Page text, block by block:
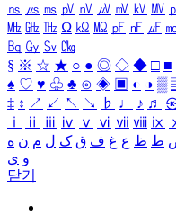
㎱ ㎲ ㎳ ㎴ ㎵ ㎶ ㎷ ㎸ ㎹
㎒ ㎓ ㎔ Ω ㏀ ㏁ ㎊ ㎋ ㎌
㏃ ㏉ ㏜ ㏆
§ ※ ☆ ★ ○ ● ◎ ◇ ◆ □ ■
♠ ♡ ♥ ♧ ♣ ⊙ ◈ ▣ ◐ ◑ ▒
‡ ↕ ↗ ↙ ↖ ↘ ♭ ♩ ♪ ♬
ⅰ
ⅱ ⅲ ⅳ ⅴ ⅵ ⅶ ⅷ ⅸ
ط ظ ع غ ف ق ک ل م ن ه
و ی
닫기